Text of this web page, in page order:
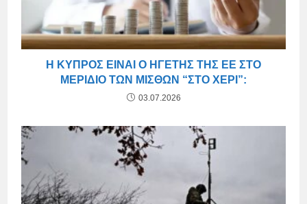
Η ΚΎΠΡΟΣ ΕΊΝΑΙ Ο ΗΓΈΤΗΣ ΤΗΣ ΕΕ ΣΤΟ
ΜΕΡΊΔΙΟ ΤΩΝ ΜΙΣΘΏΝ “ΣΤΟ ΧΈΡΙ”:
03.07.2026